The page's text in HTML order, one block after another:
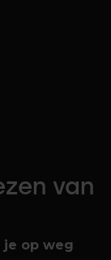
van
je op weg